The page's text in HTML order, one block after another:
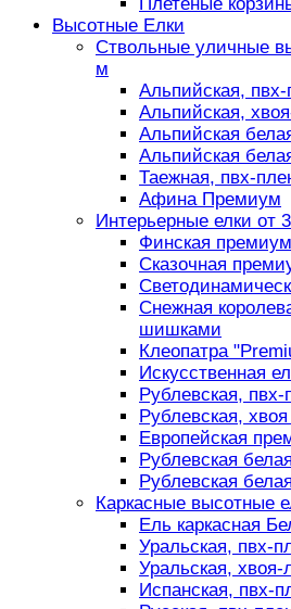
Высотные Елки
Ствольные уличные
м
Альпийская, пвх-
Альпийская,
Альпийская
Альпийская
Таежная, пвх-
Афина Премиум
Интерьерные елки от
Финская премиум
Сказочная
Снежная
шишками
Клеопатра
Искусственная
Рублевская, пвх-
Рублевская,
Европейская
Рублевская
Рублевская
Каркасные высотные
Ель каркасная
Уральская, пвх-
Уральская, хвоя-
Испанская, пвх-